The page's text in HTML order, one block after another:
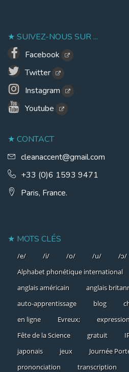
SUIVEZ-NOUS SUR ...
Facebook
Twitter
Instagram
Youtube
CONTACT
cleanaccent@gmail.com
+33 (0)6 1593 9471
Paris, France.
MOTS CLÉS
/e/ /i/ /o/ /u/ /ɔ/
Alphabet phonétique international
anglais américain
anglais
auto-apprentissage
blog
en ligne
Evreux;
Fête de la Science
gratuit
japonais
jeux Journée
prononciation
transcription